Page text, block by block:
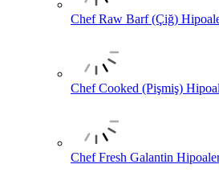
Chef Raw Barf (Çiğ)
Chef Cooked (Pişmiş)
Chef Fresh Galantin